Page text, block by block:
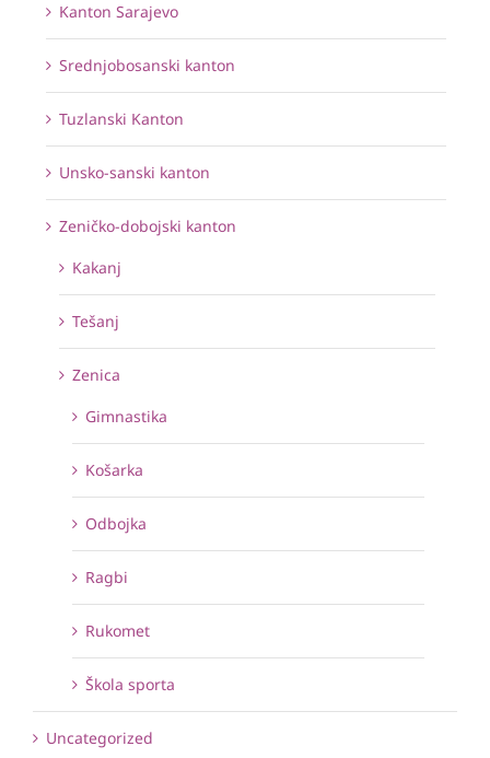
Kanton Sarajevo
Srednjobosanski kanton
Tuzlanski Kanton
Unsko-sanski kanton
Zeničko-dobojski kanton
Kakanj
Tešanj
Zenica
Gimnastika
Košarka
Odbojka
Ragbi
Rukomet
Škola sporta
Uncategorized